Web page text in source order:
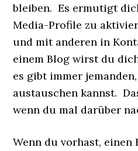
bleiben. Es ermutigt
Media-Profile zu
und mit anderen in
einem Blog wirst du
es gibt immer
austauschen kannst.
wenn du mal darüber
Wenn du vorhast, einen